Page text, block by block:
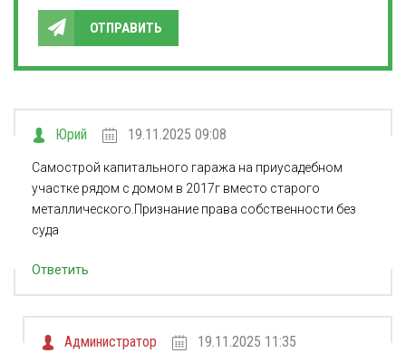
ОТПРАВИТЬ
Юрий 19.11.2025 09:08
Самострой капитального гаража на приусадебном
участке рядом с домом в 2017г вместо старого
металлического.Признание права собственности без
суда
Ответить
Администратор 19.11.2025 11:35